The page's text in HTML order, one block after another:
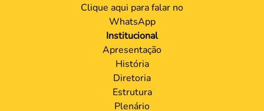
Clique aqui para falar no
WhatsApp
Institucional
Apresentação
História
Diretoria
Estrutura
Plenário